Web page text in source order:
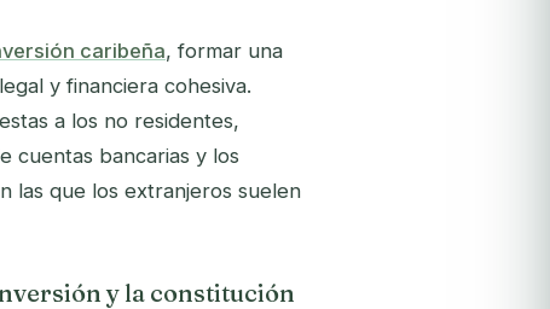
caribeña, formar una
y financiera cohesiva.
a los no residentes,
cuentas bancarias y los
las que los extranjeros suelen
y la constitución